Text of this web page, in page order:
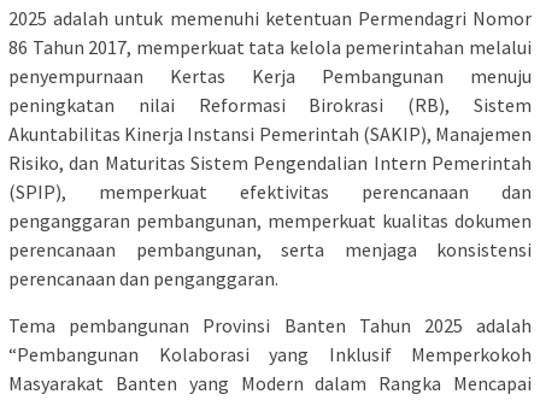
2025 adalah untuk memenuhi ketentuan Permendagri Nomor
86 Tahun 2017, memperkuat tata kelola pemerintahan melalui
penyempurnaan Kertas Kerja Pembangunan menuju
peningkatan nilai Reformasi Birokrasi (RB), Sistem
Akuntabilitas Kinerja Instansi Pemerintah (SAKIP), Manajemen
Risiko, dan Maturitas Sistem Pengendalian Intern Pemerintah
(SPIP), memperkuat efektivitas perencanaan dan
penganggaran pembangunan, memperkuat kualitas dokumen
perencanaan pembangunan, serta menjaga konsistensi
perencanaan dan penganggaran.
Tema pembangunan Provinsi Banten Tahun 2025 adalah
“Pembangunan Kolaborasi yang Inklusif Memperkokoh
Masyarakat Banten yang Modern dalam Rangka Mencapai